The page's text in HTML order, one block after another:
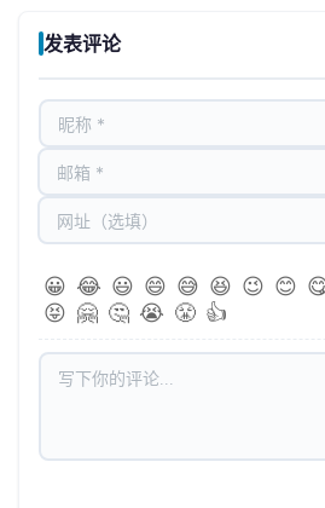
发表评论
😀 😂 😃 😄 😅 😆 😉 😊
😝 🤗 🤔 😭 😤 👍